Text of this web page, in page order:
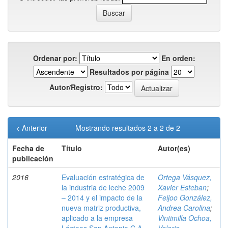
Ordenar por:
En orden:
Resultados por página
Autor/Registro:
Mostrando resultados 2 a 2 de 2
< Anterior
Fecha de
publicación
Título Autor(es)
2016
Evaluación estratégica de
la industria de leche 2009
– 2014 y el impacto de la
nueva matriz productiva,
aplicado a la empresa
Ortega Vásquez,
Xavier Esteban;
Feijoo González,
Andrea Carolina;
Vintimilla Ochoa,